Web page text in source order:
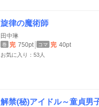
旋律の魔術師
田中琳
巻 完 750pt コマ 完 40pt
お気に入り：53人
解禁(秘)アイドル～童貞男